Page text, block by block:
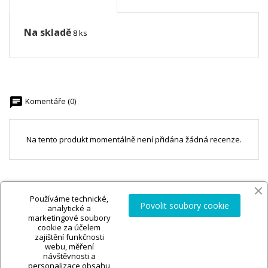
Na skladě 8 ks
chat Komentáře (0)
Na tento produkt momentálně není přidána žádná recenze.
Používáme technické,
analytické a
marketingové soubory
cookie za účelem
zajištění funkčnosti
webu, měření
návštěvnosti a
personalizace obsahu
Povolit soubory cookie